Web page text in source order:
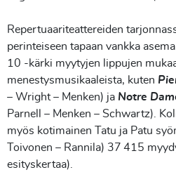
Repertuaariteattereiden
perinteiseen tapaan vankka
10 -kärki myytyjen lippujen
menestysmusikaaleista, kuten
– Wright – Menken) ja Notre
Parnell – Menken – Schwartz).
myös kotimainen Tatu ja Patu
Toivonen – Rannila) 37 415
esityskertaa).